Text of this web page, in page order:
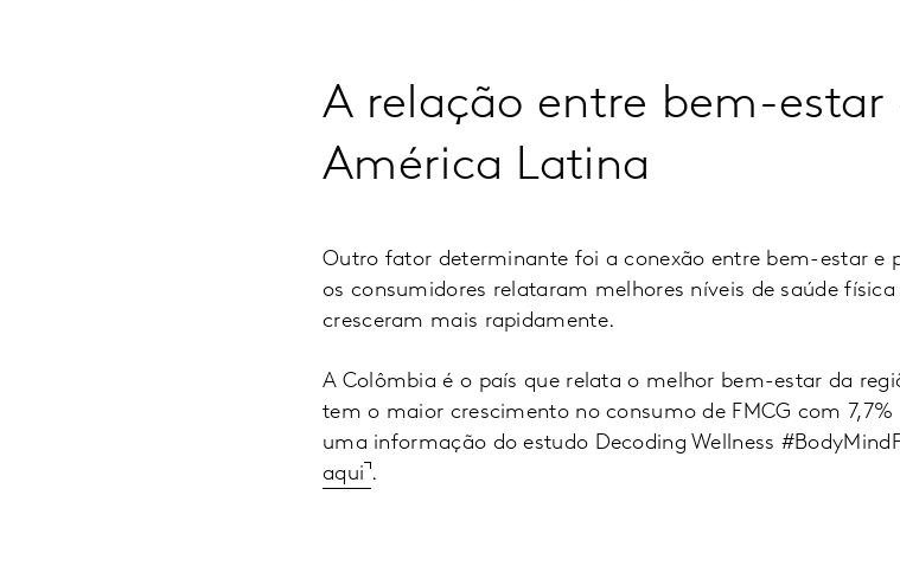
A relação entre bem-estar
América Latina
Outro fator determinante foi a conexão entre bem-estar e
os consumidores relataram melhores níveis de saúde
cresceram mais rapidamente.
A Colômbia é o país que relata o melhor bem-estar da
tem o maior crescimento no consumo de FMCG com
uma informação do estudo Decoding Wellness
aqui .